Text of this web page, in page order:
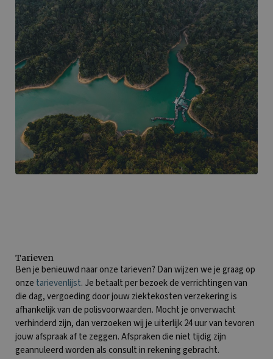
Tarieven
Ben je benieuwd naar onze tarieven? Dan wijzen we je graag op
onze tarievenlijst. Je betaalt per bezoek de verrichtingen van
die dag, vergoeding door jouw ziektekosten verzekering is
afhankelijk van de polisvoorwaarden. Mocht je onverwacht
verhinderd zijn, dan verzoeken wij je uiterlijk 24 uur van tevoren
jouw afspraak af te zeggen. Afspraken die niet tijdig zijn
geannuleerd worden als consult in rekening gebracht.